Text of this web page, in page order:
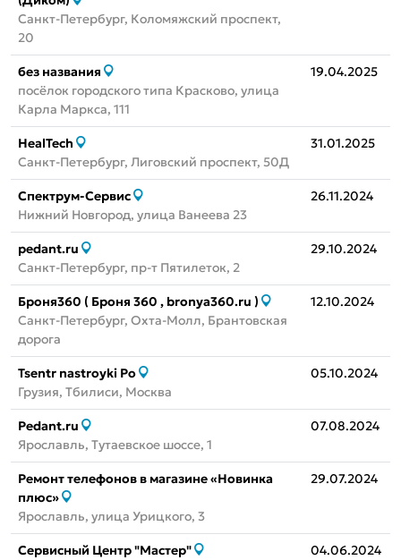
Санкт-Петербург, Коломяжский проспект,
20
без названия
посёлок городского типа Красково, улица
Карла Маркса, 111
19.04.2025
HealTech
Санкт-Петербург, Лиговский проспект, 50Д
31.01.2025
Спектрум-Сервис
Нижний Новгород, улица Ванеева 23
26.11.2024
pedant.ru
Санкт-Петербург, пр-т Пятилеток, 2
29.10.2024
Броня360 ( Броня 360 , bronya360.ru )
Санкт-Петербург, Охта-Молл, Брантовская
дорога
12.10.2024
Tsentr nastroyki Po
Грузия, Тбилиси, Москва
05.10.2024
Pedant.ru
Ярославль, Тутаевское шоссе, 1
07.08.2024
Ремонт телефонов в магазине «Новинка
плюс»
Ярославль, улица Урицкого, 3
29.07.2024
Сервисный Центр "Мастер"
04.06.2024